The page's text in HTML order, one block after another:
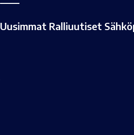
Uusimmat Ralliuutiset